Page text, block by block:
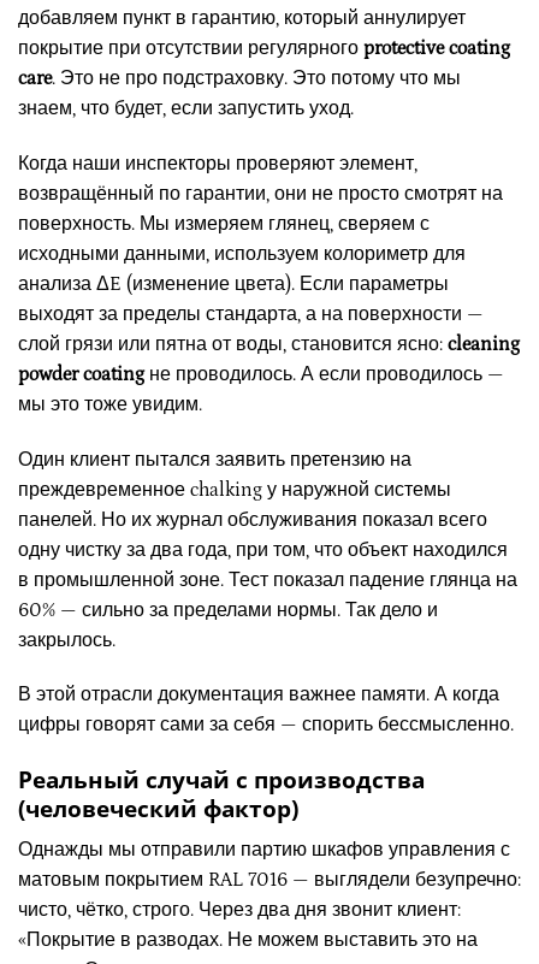
добавляем пункт в гарантию, который аннулирует
покрытие при отсутствии регулярного protective coating
care. Это не про подстраховку. Это потому что мы
знаем, что будет, если запустить уход.
Когда наши инспекторы проверяют элемент,
возвращённый по гарантии, они не просто смотрят на
поверхность. Мы измеряем глянец, сверяем с
исходными данными, используем колориметр для
анализа ΔE (изменение цвета). Если параметры
выходят за пределы стандарта, а на поверхности —
слой грязи или пятна от воды, становится ясно: cleaning
powder coatingне проводилось. А если проводилось —
мы это тоже увидим.
Один клиент пытался заявить претензию на
преждевременное chalking у наружной системы
панелей. Но их журнал обслуживания показал всего
одну чистку за два года, при том, что объект находился
в промышленной зоне. Тест показал падение глянца на
60% — сильно за пределами нормы. Так дело и
закрылось.
В этой отрасли документация важнее памяти. А когда
цифры говорят сами за себя — спорить бессмысленно.
Реальный случай с производства
(человеческий фактор)
Однажды мы отправили партию шкафов управления с
матовым покрытием RAL 7016 — выглядели безупречно:
чисто, чётко, строго. Через два дня звонит клиент:
«Покрытие в разводах. Не можем выставить это на